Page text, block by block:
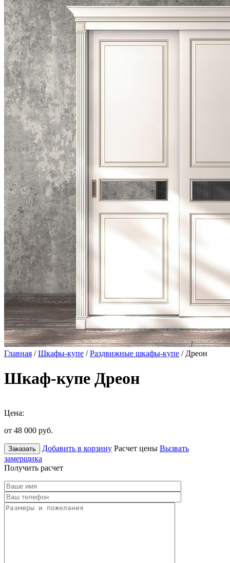
Главная /Шкафы-купе /Раздвижные шкафы-купе / Дреон
Шкаф-купе Дреон
Цена:
от 48 000 руб.
Заказать Добавить в корзину Расчет цены Вызвать
замерщика
Получить расчет